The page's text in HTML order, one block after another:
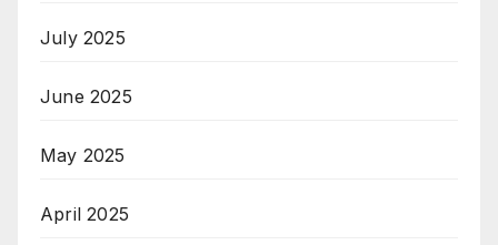
July 2025
June 2025
May 2025
April 2025